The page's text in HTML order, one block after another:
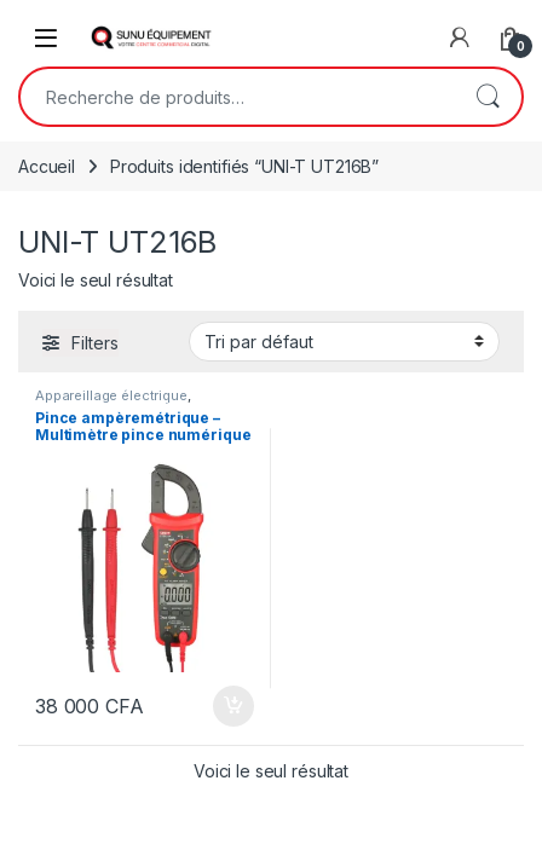
Open 0
Recherche pour :
Accueil Produits identifiés “UNI-T UT216B”
UNI-T UT216B
Voici le seul résultat
Filters
Appareillage électrique,
Outillage Outillage à main
Pince ampèremétrique –
Multimètre pince numérique
38 000CFA
Voici le seul résultat